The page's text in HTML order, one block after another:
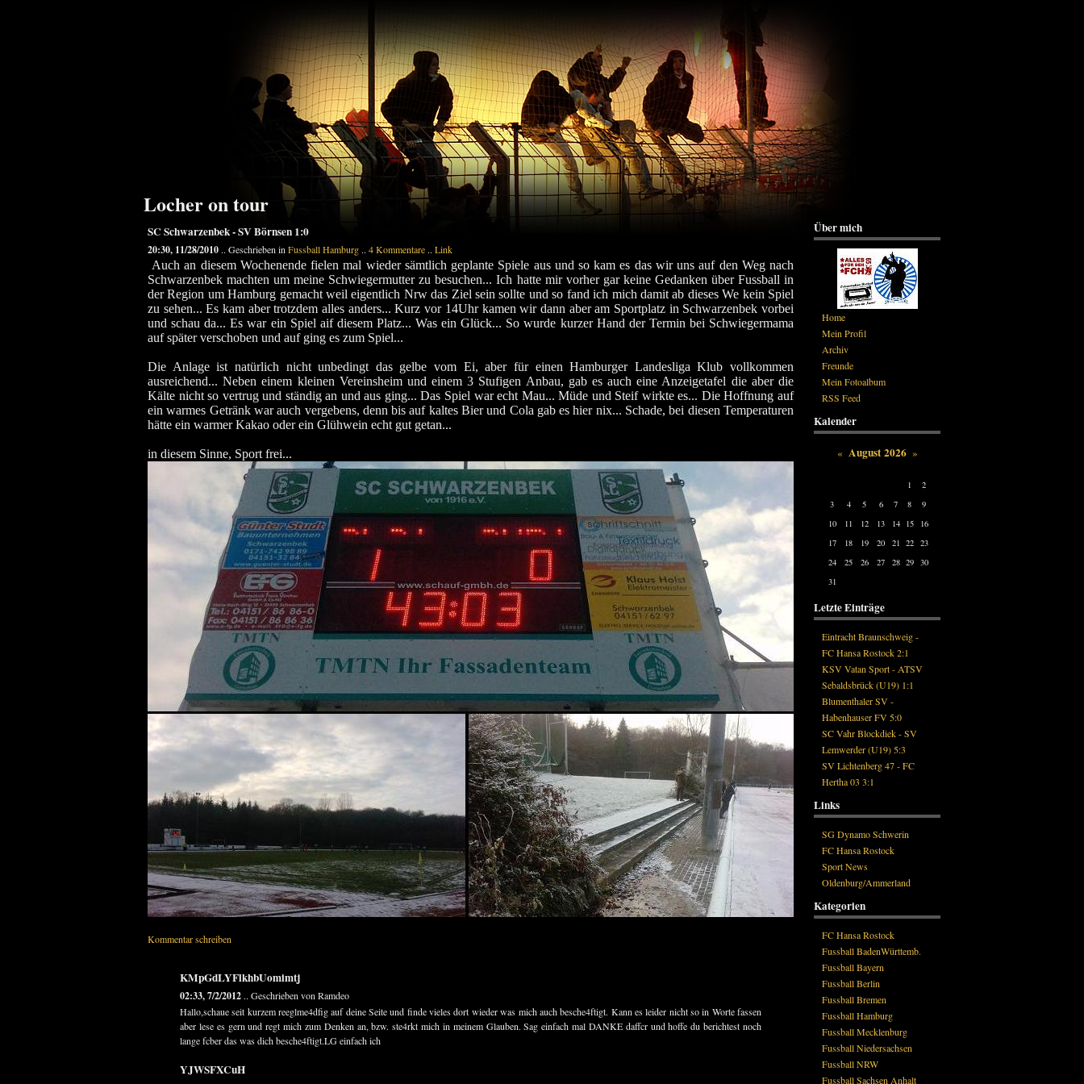
Locher on tour
SC Schwarzenbek - SV Börnsen 1:0
20:30, 11/28/2010 .. Geschrieben in Fussball Hamburg .. 4 Kommentare .. Link
Auch an diesem Wochenende fielen mal wieder sämtlich geplante Spiele aus und so kam es das wir uns auf den Weg nach
Schwarzenbek machten um meine Schwiegermutter zu besuchen... Ich hatte mir vorher gar keine Gedanken über Fussball in
der Region um Hamburg gemacht weil eigentlich Nrw das Ziel sein sollte und so fand ich mich damit ab dieses We kein Spiel
zu sehen... Es kam aber trotzdem alles anders... Kurz vor 14Uhr kamen wir dann aber am Sportplatz in Schwarzenbek vorbei
und schau da... Es war ein Spiel aif diesem Platz... Was ein Glück... So wurde kurzer Hand der Termin bei Schwiegermama
auf später verschoben und auf ging es zum Spiel...
Die Anlage ist natürlich nicht unbedingt das gelbe vom Ei, aber für einen Hamburger Landesliga Klub vollkommen
ausreichend... Neben einem kleinen Vereinsheim und einem 3 Stufigen Anbau, gab es auch eine Anzeigetafel die aber die
Kälte nicht so vertrug und ständig an und aus ging... Das Spiel war echt Mau... Müde und Steif wirkte es... Die Hoffnung auf
ein warmes Getränk war auch vergebens, denn bis auf kaltes Bier und Cola gab es hier nix... Schade, bei diesen Temperaturen
hätte ein warmer Kakao oder ein Glühwein echt gut getan...
in diesem Sinne, Sport frei...
Kommentar schreiben
KMpGdLYFlkhbUomimtj
02:33, 7/2/2012 .. Geschrieben von Ramdeo
Hallo,schaue seit kurzem reeglme4dfig auf deine Seite und finde vieles dort wieder was mich auch besche4ftigt. Kann es leider nicht so in Worte fassen
aber lese es gern und regt mich zum Denken an, bzw. ste4rkt mich in meinem Glauben. Sag einfach mal DANKE daffcr und hoffe du berichtest noch
lange fcber das was dich besche4ftigt.LG einfach ich
YJWSFXCuH
Über mich
Home
Mein Profil
Archiv
Freunde
Mein Fotoalbum
RSS Feed
Kalender
« August 2026 »
1
2
3
4 5 6 7 8
9
10
11 12 13 14 15
16
17
18 19 20 21 22
23
24
25 26 27 28 29
30
31
Letzte Einträge
Eintracht Braunschweig -
FC Hansa Rostock 2:1
KSV Vatan Sport - ATSV
Sebaldsbrück (U19) 1:1
Blumenthaler SV -
Habenhauser FV 5:0
SC Vahr Blockdiek - SV
Lemwerder (U19) 5:3
SV Lichtenberg 47 - FC
Hertha 03 3:1
Links
SG Dynamo Schwerin
FC Hansa Rostock
Sport News
Oldenburg/Ammerland
Kategorien
FC Hansa Rostock
Fussball BadenWürttemb.
Fussball Bayern
Fussball Berlin
Fussball Bremen
Fussball Hamburg
Fussball Mecklenburg
Fussball Niedersachsen
Fussball NRW
Fussball Sachsen Anhalt